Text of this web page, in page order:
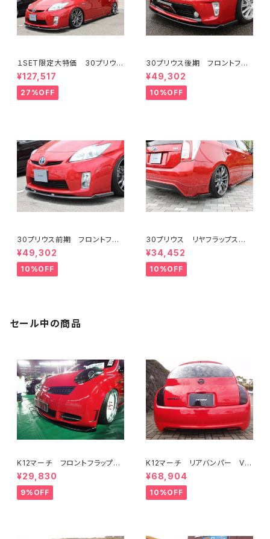
１SET限定大特価 30プリウス
前期 3点KIT フロント/サイ
ド/リア フラップスポイラー FR
P ミネルバVer.GT
¥127,517
27%OFF
30プリウス後期 フロントフラ
ップスポイラー FRP ミネル
バVer.GT
¥49,302
10%OFF
30プリウス前期 フロントフラ
ップスポイラー FRP ミネル
バVer.GT
¥49,302
10%OFF
30プリウス リヤフラップスポ
イラー FRP ミネルバVer.GT
¥34,452
10%OFF
セール中の商品
K12マーチ フロントフラップス
ポイラー Ver,euro STD共
通
¥29,830
9%OFF
K12マーチ リアバンパー Ve
r,euro STD共通
¥68,904
10%OFF